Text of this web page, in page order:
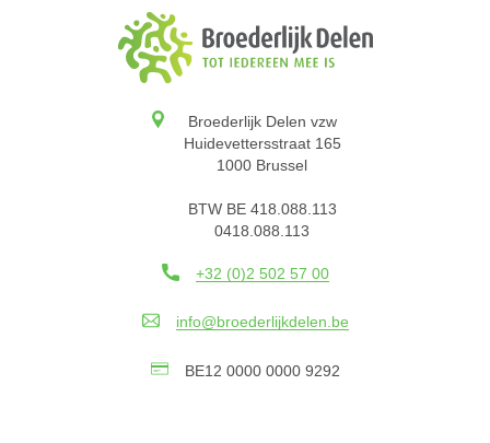
Broederlijk Delen vzw
Huidevettersstraat 165
1000 Brussel
BTW BE 418.088.113
0418.088.113
+32 (0)2 502 57 00
info@broederlijkdelen.be
BE12 0000 0000 9292